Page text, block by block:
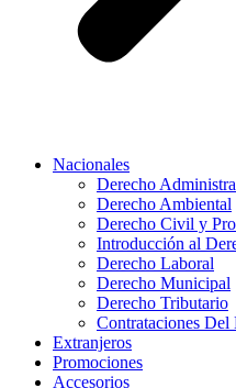
Nacionales
Derecho
Derecho Ambiental
Derecho Civil y
Introducción al
Derecho Laboral
Derecho Municipal
Derecho Tributario
Contrataciones Del
Extranjeros
Promociones
Accesorios